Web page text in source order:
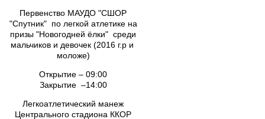
Первенство МАУДО "СШОР
"Спутник" по легкой атлетике на
призы "Новогодней ёлки" среди
мальчиков и девочек (2016 г.р и
моложе)
Открытие – 09:00
Закрытие –14:00
Легкоатлетический манеж
Центрального стадиона ККОР